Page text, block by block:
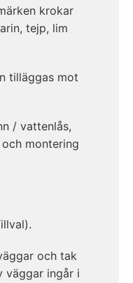
krokar
tejp, lim
tilläggas mot
/ vattenlås,
montering
och tak
väggar ingår i